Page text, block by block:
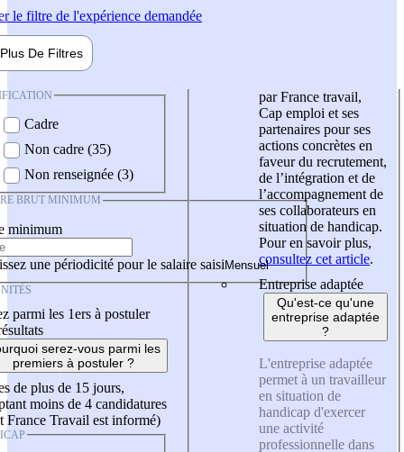
le filtre de l'expérience demandée
Plus De Filtres
Cadre
Non cadre (35)
Non renseignée (3)
BRUT MINIMUM
minimum
une périodicité pour le salaire saisi
parmi les 1ers à postuler
serez-vous parmi les
premiers à postuler ?
de plus de 15 jours,
moins de 4 candidatures
France Travail est informé)
par France travail,
Cap emploi et ses
partenaires pour ses
actions concrètes en
faveur du recrutement,
de l’intégration et de
l’accompagnement de
ses collaborateurs en
situation de handicap.
Pour en savoir plus,
consultez cet article.
Entreprise adaptée
Qu'est-ce qu'une
entreprise adaptée
?
L'entreprise adaptée
permet à un travailleur
en situation de
handicap d'exercer
une activité
professionnelle dans